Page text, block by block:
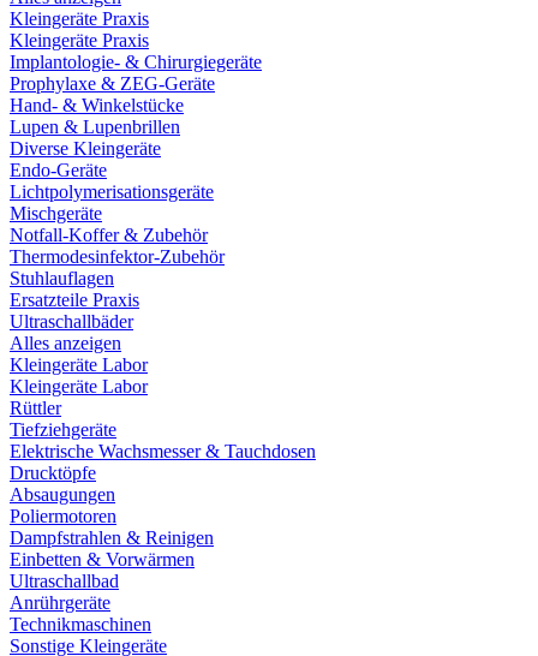
Kleingeräte Praxis
Kleingeräte Praxis
Implantologie- & Chirurgiegeräte
Prophylaxe & ZEG-Geräte
Hand- & Winkelstücke
Lupen & Lupenbrillen
Diverse Kleingeräte
Endo-Geräte
Lichtpolymerisationsgeräte
Mischgeräte
Notfall-Koffer & Zubehör
Thermodesinfektor-Zubehör
Stuhlauflagen
Ersatzteile Praxis
Ultraschallbäder
Alles anzeigen
Kleingeräte Labor
Kleingeräte Labor
Rüttler
Tiefziehgeräte
Elektrische Wachsmesser & Tauchdosen
Drucktöpfe
Absaugungen
Poliermotoren
Dampfstrahlen & Reinigen
Einbetten & Vorwärmen
Ultraschallbad
Anrührgeräte
Technikmaschinen
Sonstige Kleingeräte